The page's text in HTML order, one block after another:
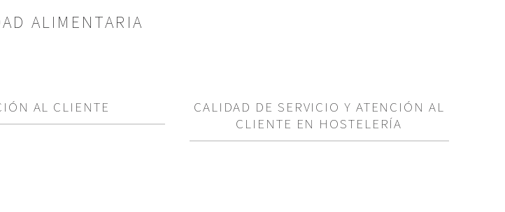
ALIMENTARIA
AL CLIENTE
CALIDAD DE SERVICIO Y ATENCIÓN AL
CLIENTE EN HOSTELERÍA